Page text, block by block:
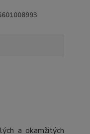
a okamžitých